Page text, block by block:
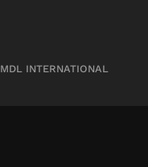
MDL INTERNATIONAL